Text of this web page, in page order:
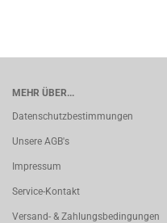
MEHR ÜBER...
Datenschutzbestimmungen
Unsere AGB's
Impressum
Service-Kontakt
Versand- & Zahlungsbedingungen